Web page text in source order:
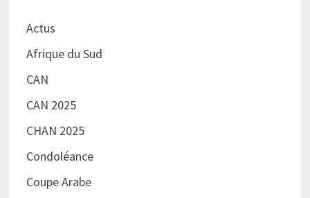
Actus
Afrique du Sud
CAN
CAN 2025
CHAN 2025
Condoléance
Coupe Arabe